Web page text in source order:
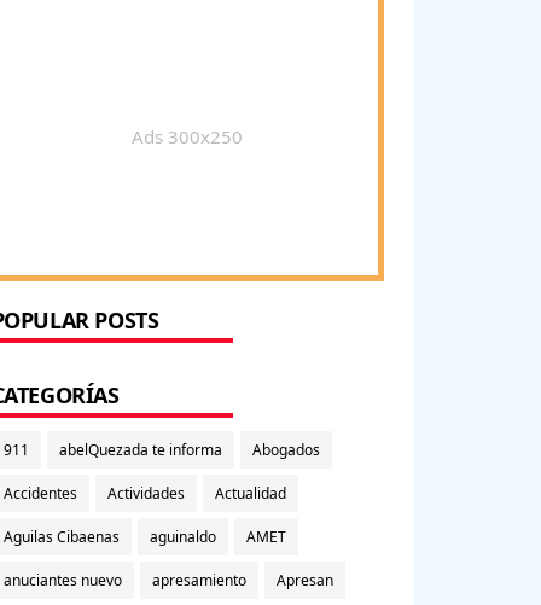
Ads 300x250
POSTS
911 abelQuezada te informa Abogados
Accidentes Actividades Actualidad
Aguilas Cibaenas aguinaldo AMET
anuciantes nuevo apresamiento Apresan